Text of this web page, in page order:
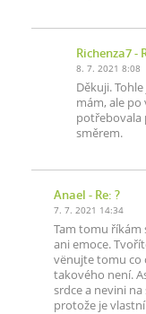
Richenza7-
8. 7. 2021 8:08
Děkuji.
mám, ale po
potřebovala
směrem.
Anael - Re: ?
7. 7. 2021 14:34
Tam tomu říkám
ani emoce.
vënujte tomu co
takového není.
srdce a nevini
protože je